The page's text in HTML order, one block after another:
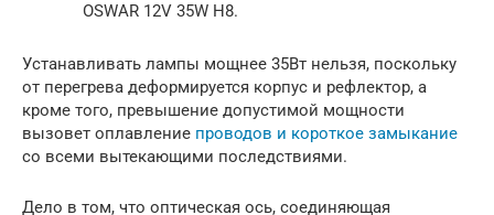
OSWAR 12V 35W H8.
Устанавливать лампы мощнее 35Вт нельзя, поскольку
от перегрева деформируется корпус и рефлектор, а
кроме того, превышение допустимой мощности
вызовет оплавление проводов и короткое замыкание
со всеми вытекающими последствиями.
Дело в том, что оптическая ось, соединяющая